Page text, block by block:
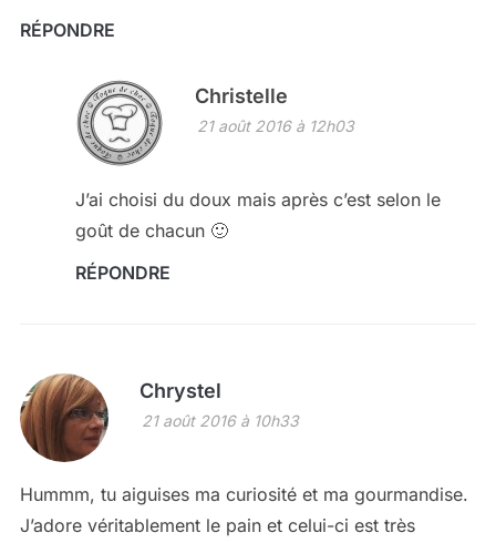
RÉPONDRE
Christelle
21 août 2016 à 12h03
J’ai choisi du doux mais après c’est selon le
goût de chacun 🙂
RÉPONDRE
Chrystel
21 août 2016 à 10h33
Hummm, tu aiguises ma curiosité et ma gourmandise.
J’adore véritablement le pain et celui-ci est très